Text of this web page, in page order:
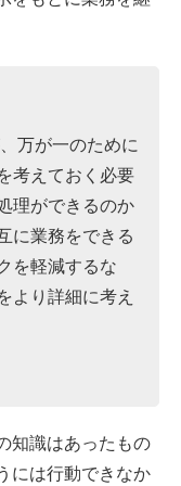
万が一のために
考えておく必要
理ができるのか
に業務をできる
を軽減するな
より詳細に考え
知識はあったもの
には行動できなか